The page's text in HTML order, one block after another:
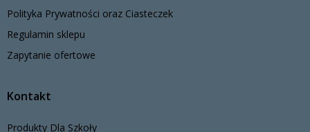
Polityka Prywatności oraz Ciasteczek
Regulamin sklepu
Zapytanie ofertowe
Kontakt
Produkty Dla Szkoły